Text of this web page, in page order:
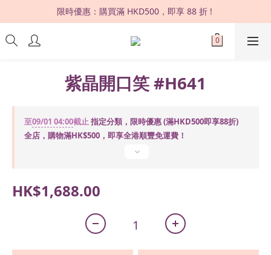
限時優惠：購買滿 HKD500，即享 88 折 !
限時優惠：購買滿 HKD500，即享 88 折 !
▸購買滿HKD500，即享全港免運費 | 全球直送✈️◂
限時優惠：購買滿 HKD500，即享 88 折 !
紫晶開口笑 #H641
至09/01 04:00截止指定分類，限時優惠 (滿HKD500即享88折)
全店，購物滿HK$500，即享全港順豐免運費！
HK$1,688.00